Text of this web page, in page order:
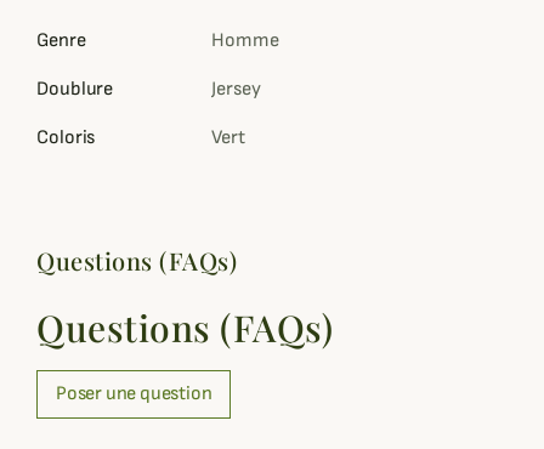
Genre Homme
Doublure Jersey
Coloris Vert
Questions (FAQs)
Questions (FAQs)
Poser une question